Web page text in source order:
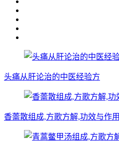
头痛从肝论治的中医经验方
香薷散组成,方歌方解,功效与作用